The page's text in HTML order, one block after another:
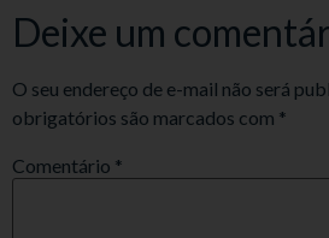
Deixe um
O seu endereço de e-mail não será
obrigatórios são marcados com *
Comentário *